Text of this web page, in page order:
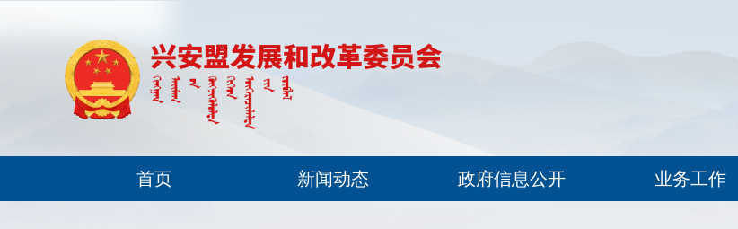
首页 新闻动态 政府信息公开 业务工作